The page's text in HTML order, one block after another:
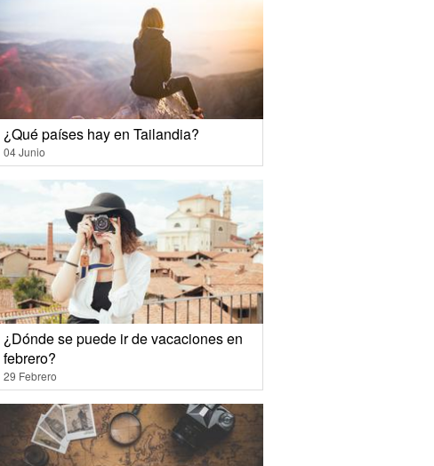
¿Qué países hay en Tailandia?
04 Junio
¿Dónde se puede ir de vacaciones en
febrero?
29 Febrero